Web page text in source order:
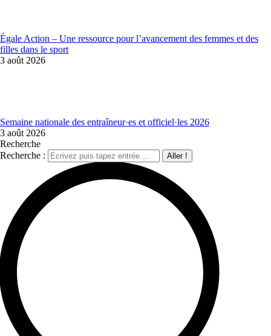
Égale Action – Une ressource pour l’avancement des femmes et des
filles dans le sport
3 août 2026
Semaine nationale des entraîneur·es et officiel·les 2026
3 août 2026
Recherche
Recherche :